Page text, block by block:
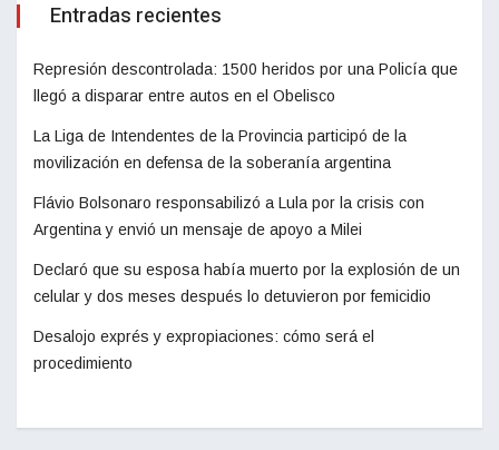
Entradas recientes
Represión descontrolada: 1500 heridos por una Policía que
llegó a disparar entre autos en el Obelisco
La Liga de Intendentes de la Provincia participó de la
movilización en defensa de la soberanía argentina
Flávio Bolsonaro responsabilizó a Lula por la crisis con
Argentina y envió un mensaje de apoyo a Milei
Declaró que su esposa había muerto por la explosión de un
celular y dos meses después lo detuvieron por femicidio
Desalojo exprés y expropiaciones: cómo será el
procedimiento